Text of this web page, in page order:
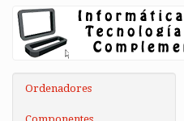
Ordenadores